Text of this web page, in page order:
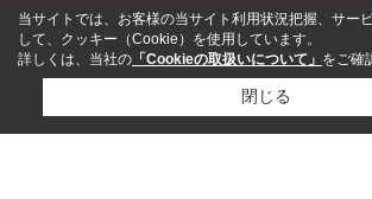
当サイトでは、お客様の当サイト利用状況把握、サー
して、クッキー（Cookie）を使用しています。
詳しくは、当社の 「Cookieの取扱いについて」 をご確
閉じる